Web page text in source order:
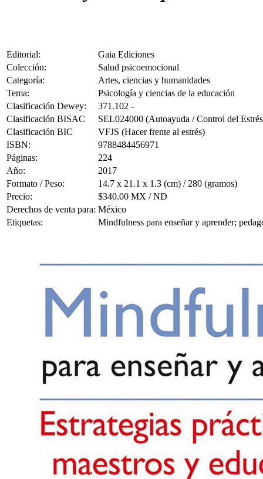
Editorial:
Gaia Ediciones
Colección:
Salud psicoemocional
Categoría:
Artes, ciencias y humanidades
Tema:
Psicología y ciencias de la educación
Clasificación Dewey:
371.102 -
Clasificación BISAC
SEL024000 (Autoayuda / Control del
Clasificación BIC
VFJS (Hacer frente al estrés)
ISBN:
9788484456971
Páginas:
224
Año:
2017
Formato / Peso:
14.7 x 21.1 x 1.3 (cm) / 280 (gramos)
Precio:
$340.00 MX / ND
Derechos de venta para: México
Etiquetas:
Mindfulness para enseñar y aprender;